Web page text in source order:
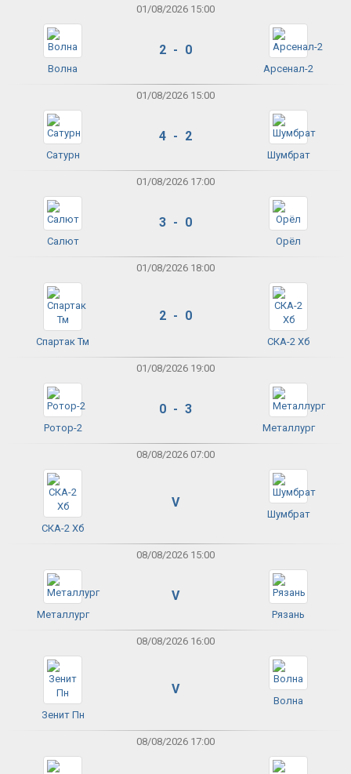
01/08/2026 15:00
Волна
2 - 0
Арсенал-2
01/08/2026 15:00
Сатурн
4 - 2
Шумбрат
01/08/2026 17:00
Салют
3 - 0
Орёл
01/08/2026 18:00
Спартак Тм
2 - 0
СКА-2 Хб
01/08/2026 19:00
Ротор-2
0 - 3
Металлург
08/08/2026 07:00
СКА-2 Хб
V
Шумбрат
08/08/2026 15:00
Металлург
V
Рязань
08/08/2026 16:00
Зенит Пн
V
Волна
08/08/2026 17:00